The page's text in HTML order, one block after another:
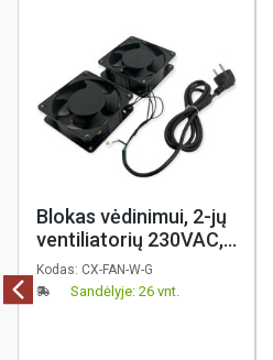
Blokas vėdinimui, 2-jų
ventiliatorių 230VAC,
pakabinamos spintos
stogui, su laidu, pilkas,
Kodas: CX-FAN-W-G
Sandėlyje: 26 vnt.